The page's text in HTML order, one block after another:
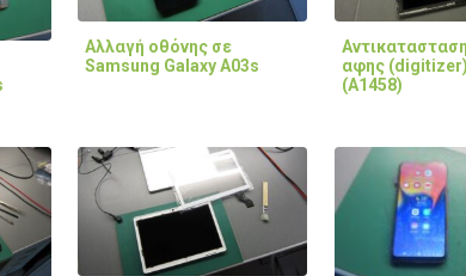
Αλλαγή οθόνης σε
Samsung Galaxy A03s
αφης
(A1458)